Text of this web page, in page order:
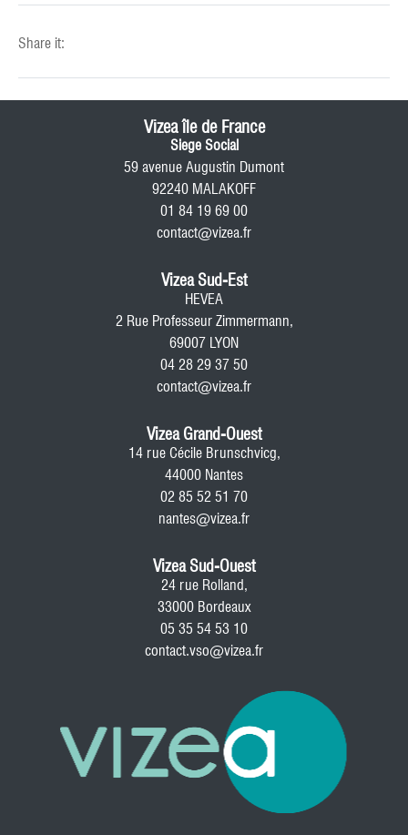
Share it:
Vizea île de France
Siege Social
59 avenue Augustin Dumont
92240 MALAKOFF
01 84 19 69 00
contact@vizea.fr
Vizea Sud-Est
HEVEA
2 Rue Professeur Zimmermann,
69007 LYON
04 28 29 37 50
contact@vizea.fr
Vizea Grand-Ouest
14 rue Cécile Brunschvicg,
44000 Nantes
02 85 52 51 70
nantes@vizea.fr
Vizea Sud-Ouest
24 rue Rolland,
33000 Bordeaux
05 35 54 53 10
contact.vso@vizea.fr